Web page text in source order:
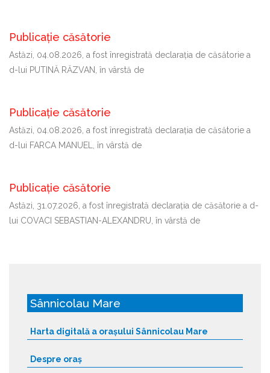
Publicație căsătorie
Astăzi, 04.08.2026, a fost înregistrată declaraţia de căsătorie a
d-lui PUTINĂ RĂZVAN, în vârstă de
Publicație căsătorie
Astăzi, 04.08.2026, a fost înregistrată declaraţia de căsătorie a
d-lui FARCA MANUEL, în vârstă de
Publicație căsătorie
Astăzi, 31.07.2026, a fost înregistrată declaraţia de căsătorie a d-
lui COVACI SEBASTIAN-ALEXANDRU, în vârstă de
Sânnicolau Mare
Harta digitală a orașului Sânnicolau Mare
Despre oraș